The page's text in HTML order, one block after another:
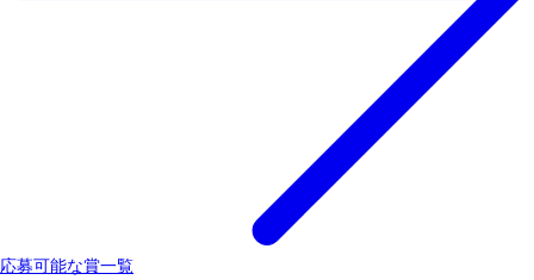
応募可能な賞一覧